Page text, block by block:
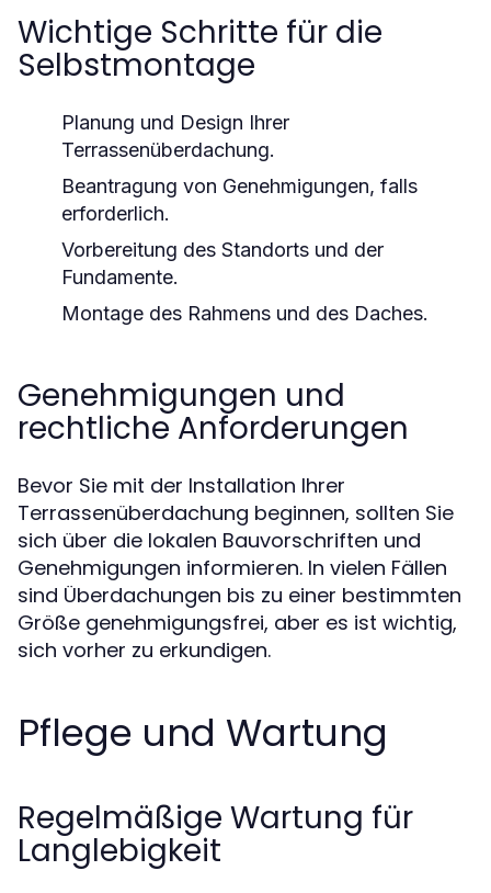
Wichtige Schritte für die
Selbstmontage
Planung und Design Ihrer
Terrassenüberdachung.
Beantragung von Genehmigungen, falls
erforderlich.
Vorbereitung des Standorts und der
Fundamente.
Montage des Rahmens und des Daches.
Genehmigungen und
rechtliche Anforderungen
Bevor Sie mit der Installation Ihrer
Terrassenüberdachung beginnen, sollten Sie
sich über die lokalen Bauvorschriften und
Genehmigungen informieren. In vielen Fällen
sind Überdachungen bis zu einer bestimmten
Größe genehmigungsfrei, aber es ist wichtig,
sich vorher zu erkundigen.
Pflege und Wartung
Regelmäßige Wartung für
Langlebigkeit